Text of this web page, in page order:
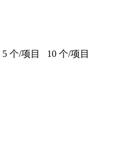
5 个/项目 10 个/项目